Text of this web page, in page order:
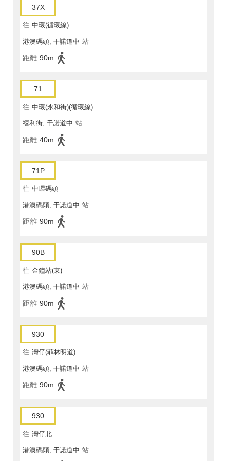
37X
往 中環(循環線)
港澳碼頭, 干諾道中 站
距離 90m
71
往 中環(永和街)(循環線)
禧利街, 干諾道中 站
距離 40m
71P
往 中環碼頭
港澳碼頭, 干諾道中 站
距離 90m
90B
往 金鐘站(東)
港澳碼頭, 干諾道中 站
距離 90m
930
往 灣仔(菲林明道)
港澳碼頭, 干諾道中 站
距離 90m
930
往 灣仔北
港澳碼頭, 干諾道中 站